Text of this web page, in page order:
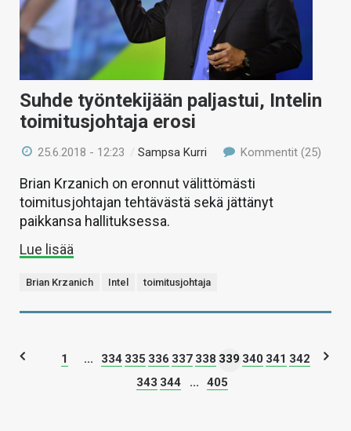
Suhde työntekijään paljastui, Intelin
toimitusjohtaja erosi
25.6.2018 - 12:23 /Sampsa Kurri Kommentit (25)
Brian Krzanich on eronnut välittömästi
toimitusjohtajan tehtävästä sekä jättänyt
paikkansa hallituksessa.
Lue lisää
Brian Krzanich Intel toimitusjohtaja
1 ... 334 335 336 337 338 339 340 341 342
343 344 ... 405